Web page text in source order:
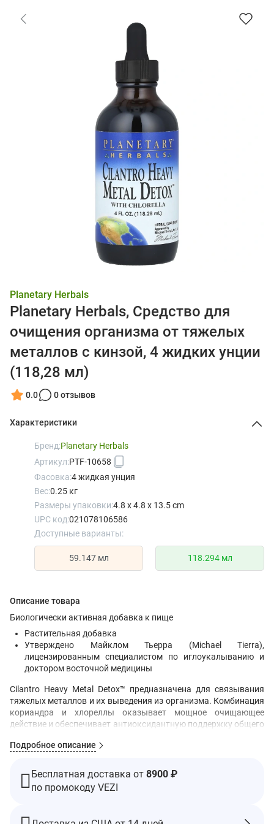
Planetary Herbals
Planetary Herbals, Средство для
очищения организма от тяжелых
металлов с кинзой, 4 жидких унции
(118,28 мл)
0.0 0 отзывов
Характеристики
Бренд:Planetary Herbals
Артикул:PTF-10658
Фасовка:4 жидкая унция
Вес:0.25 кг
Размеры упаковки:4.8 x 4.8 x 13.5 cm
UPC код:021078106586
Доступные варианты:
59.147 мл 118.294 мл
Описание товара
Биологически активная добавка к пище
Растительная добавка
Утверждено Майклом Тьерра (Michael Tierra),
лицензированным специалистом по иглоукалыванию и
доктором восточной медицины
Cilantro Heavy Metal Detox™ предназначена для связывания
тяжелых металлов и их выведения из организма. Комбинация
кориандра и хлореллы оказывает мощное очищающее
действие и обеспечивает антиоксидантную поддержку общего
Рекомендации по применению
необходимо хорошо встряхнуть.
Ингредиенты
Подробное описание
Бесплатная доставка от 8900 ₽
по промокоду VEZI